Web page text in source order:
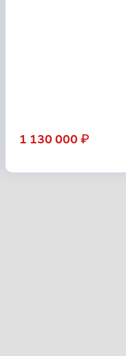
1 130 000 ₽